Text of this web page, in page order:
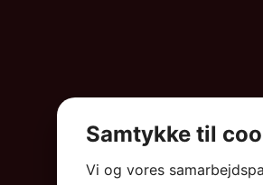
Samtykke til
Vi og vores